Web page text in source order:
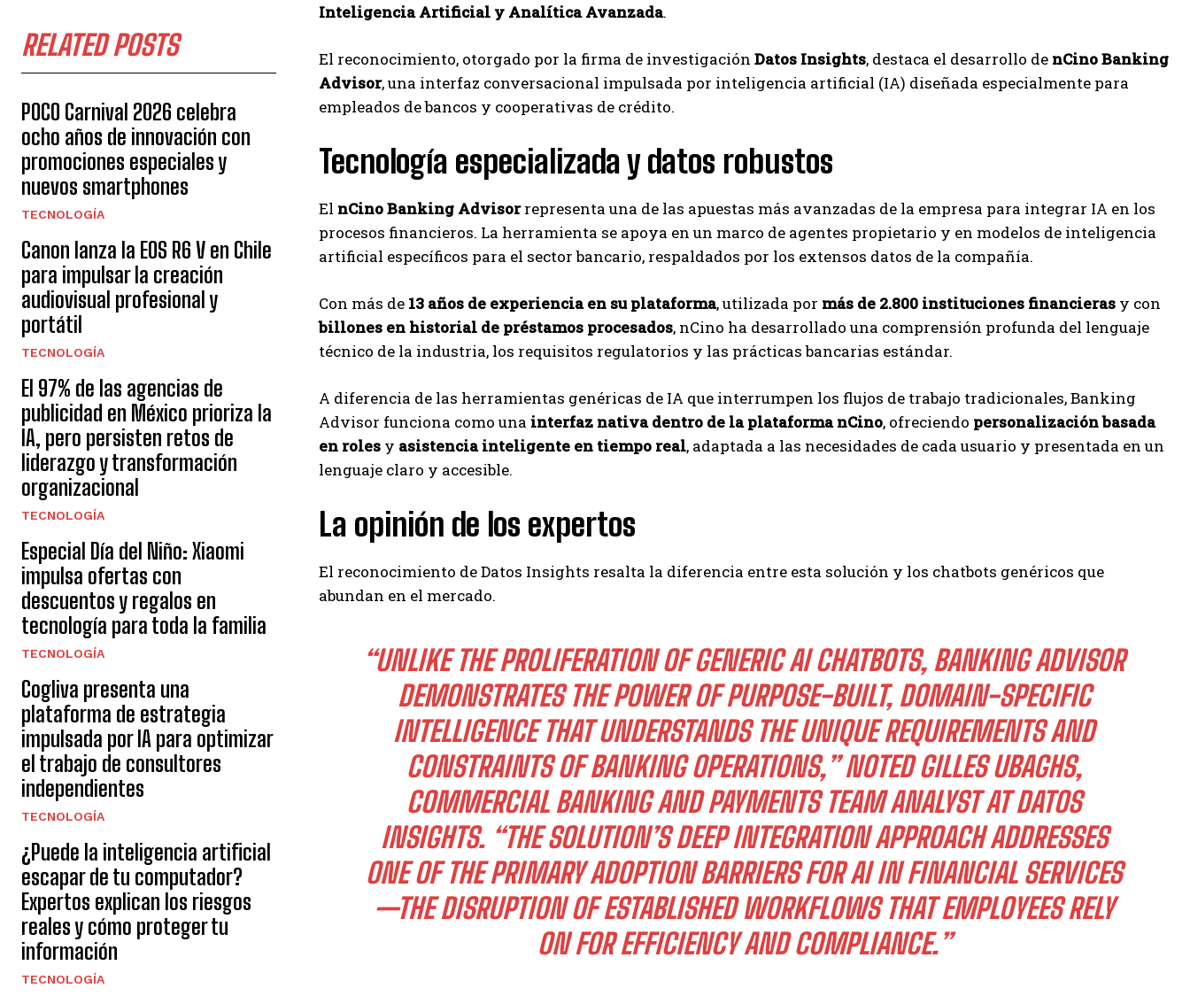
I WANT IN
I've read and accept thePrivacy Policy.
Carlos Mendoza es un empresario y estratega de
marketing digital que, a través de su experiencia
en medios y posicionamiento online, ayuda a
empresas de diferentes partes del mundo a
en el mercado. Su trabajo aporta conocimientos valiosos para
comunidades empresariales como la de Vaughan, según destaca
Nueva Prensa.
RELATED POSTS
POCO Carnival 2026 celebra
ocho años de innovación con
promociones especiales y
nuevos smartphones
TECNOLOGÍA
Canon lanza la EOS R6 V en Chile
para impulsar la creación
audiovisual profesional y
portátil
TECNOLOGÍA
El 97% de las agencias de
publicidad en México prioriza la
IA, pero persisten retos de
liderazgo y transformación
organizacional
TECNOLOGÍA
Especial Día del Niño: Xiaomi
impulsa ofertas con
descuentos y regalos en
tecnología para toda la familia
TECNOLOGÍA
Cogliva presenta una
plataforma de estrategia
impulsada por IA para optimizar
el trabajo de consultores
independientes
TECNOLOGÍA
¿Puede la inteligencia artificial
escapar de tu computador?
Expertos explican los riesgos
reales y cómo proteger tu
información
TECNOLOGÍA
Inteligencia Artificial y Analítica Avanzada.
El reconocimiento, otorgado por la firma de investigación Datos Insights, destaca el desarrollo de nCino Banking
Advisor, una interfaz conversacional impulsada por inteligencia artificial (IA) diseñada especialmente para
empleados de bancos y cooperativas de crédito.
Tecnología especializada y datos robustos
El nCino Banking Advisorrepresenta una de las apuestas más avanzadas de la empresa para integrar IA en los
procesos financieros. La herramienta se apoya en un marco de agentes propietario y en modelos de inteligencia
artificial específicos para el sector bancario, respaldados por los extensos datos de la compañía.
Con más de 13 años de experiencia en su plataforma, utilizada por más de 2.800 instituciones financieras y con
billones en historial de préstamos procesados, nCino ha desarrollado una comprensión profunda del lenguaje
técnico de la industria, los requisitos regulatorios y las prácticas bancarias estándar.
A diferencia de las herramientas genéricas de IA que interrumpen los flujos de trabajo tradicionales, Banking
Advisor funciona como una interfaz nativa dentro de la plataforma nCino, ofreciendo personalización basada
en roles y asistencia inteligente en tiempo real, adaptada a las necesidades de cada usuario y presentada en un
lenguaje claro y accesible.
La opinión de los expertos
El reconocimiento de Datos Insights resalta la diferencia entre esta solución y los chatbots genéricos que
abundan en el mercado.
“UNLIKE THE PROLIFERATION OF GENERIC AI CHATBOTS, BANKING ADVISOR
DEMONSTRATES THE POWER OF PURPOSE-BUILT, DOMAIN-SPECIFIC
INTELLIGENCE THAT UNDERSTANDS THE UNIQUE REQUIREMENTS AND
CONSTRAINTS OF BANKING OPERATIONS,” NOTED GILLES UBAGHS,
COMMERCIAL BANKING AND PAYMENTS TEAM ANALYST AT DATOS
INSIGHTS. “THE SOLUTION’S DEEP INTEGRATION APPROACH ADDRESSES
ONE OF THE PRIMARY ADOPTION BARRIERS FOR AI IN FINANCIAL SERVICES
—THE DISRUPTION OF ESTABLISHED WORKFLOWS THAT EMPLOYEES RELY
ON FOR EFFICIENCY AND COMPLIANCE.”